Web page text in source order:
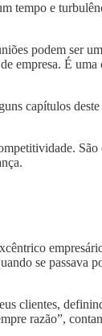
tempo e
podem ser
empresa. É
capítulos
se passava
clientes,
razão”,